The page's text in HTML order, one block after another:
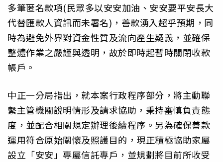
多筆匿名款項(民眾多以安安加油、安安要平安長大
代替匯款人資訊而未署名)，善款湧入超乎預期，同
時為避免外界對資金性質及流向產生疑義，並確保
整體作業之嚴謹與透明，故於即時起暫時關閉收款
帳戶。
中正一分局指出，就本案行政程序部分，將主動聯
繫主管機關說明情形及請求協助，秉持審慎負責態
度，並配合相關規定辦理後續程序。另為確保善款
運用符合原始關懷及照護目的，現正積極協助家屬
設立「安安」專屬信託專戶，並規劃將目前所收受